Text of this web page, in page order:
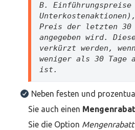
B. Einführungspreise
Preis der letzten 30
angegeben wird.
verkürzt werden,
weniger als 30 Tage
ist.
Neben festen und
Sie auch einen
Sie die Option